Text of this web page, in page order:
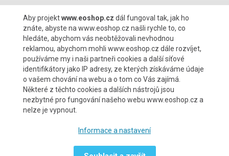
Možnosti platby
Možnosti dopravy
Aby projektwww.eoshop.cz dál fungoval tak, jak ho
znáte, abyste na www.eoshop.cz našli rychle to, co
hledáte, abychom vás neobtěžovali nevhodnou
reklamou, abychom mohli www.eoshop.cz dále rozvíjet,
používáme my i naši partneři cookies a další síťové
identifikátory jako IP adresy, ze kterých získáváme údaje
o vašem chování na webu a o tom co Vás zajímá.
Některé z těchto cookies a dalších nástrojů jsou
nezbytné pro fungování našeho webu www.eoshop.cz a
nelze je vypnout.
Informace a nastavení